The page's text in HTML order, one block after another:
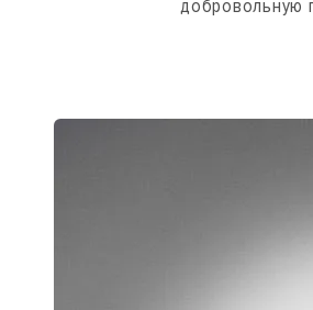
добровольную